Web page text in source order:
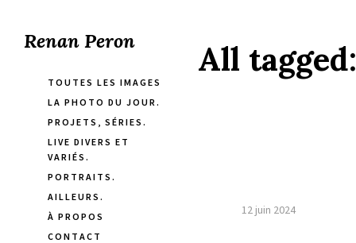
Renan Peron
TOUTES LES IMAGES
LA PHOTO DU JOUR.
PROJETS, SÉRIES.
LIVE DIVERS ET
VARIÉS.
PORTRAITS.
AILLEURS.
À PROPOS
CONTACT
All tagged:
12 juin 2024